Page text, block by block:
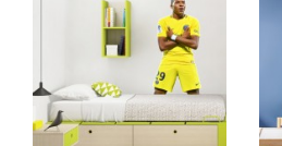
Klikni za detalje